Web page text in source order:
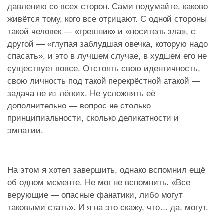
давлению со всех сторон. Сами подумайте, каково
живётся тому, кого все отрицают. С одной стороны
такой человек — «грешник» и «носитель зла», с
другой — «глупая заблудшая овечка, которую надо
спасать», и это в лучшем случае, в худшем его не
существует вовсе. Отстоять свою идентичность,
свою личность под такой перекрёстной атакой —
задача не из лёгких. Не усложнять её
дополнительно — вопрос не столько
принципиальности, сколько деликатности и
эмпатии.
На этом я хотел завершить, однако вспомнил ещё
об одном моменте. Не мог не вспомнить. «Все
верующие — опасные фанатики, либо могут
таковыми стать». И я на это скажу, что… да, могут.